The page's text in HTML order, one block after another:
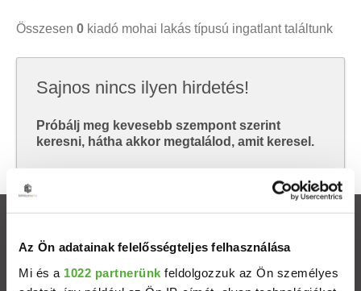
Az Ön adatainak felelősségteljes felhasználása
Mi és a 1022 partnerünk feldolgozzuk az Ön személyes
Összesen 0 kiadó mohai lakás típusú ingatlant találtunk
Sajnos nincs ilyen hirdetés!
Próbálj meg kevesebb szempont szerint
keresni, hátha akkor megtalálod, amit keresel.
Eladó házak